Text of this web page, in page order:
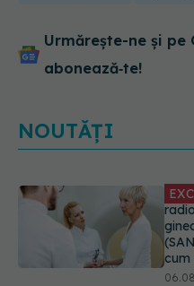
Urmărește-ne și pe
abonează‑te!
NOUTĂȚI
cu
la